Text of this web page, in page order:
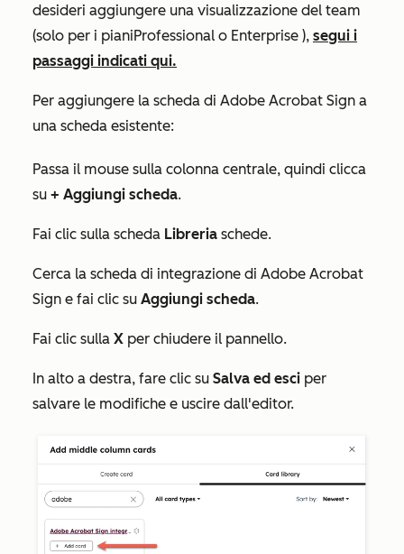
desideri aggiungere una visualizzazione del team
(solo per i pianiProfessional o Enterprise ), segui i
passaggi indicati qui.
Per aggiungere la scheda di Adobe Acrobat Sign a
una scheda esistente:
Passa il mouse sulla colonna centrale, quindi clicca
su + Aggiungi scheda.
Fai clic sulla scheda Libreria schede.
Cerca la scheda di integrazione di Adobe Acrobat
Sign e fai clic su Aggiungi scheda.
Fai clic sulla X per chiudere il pannello.
In alto a destra, fare clic su Salva ed esci per
salvare le modifiche e uscire dall'editor.